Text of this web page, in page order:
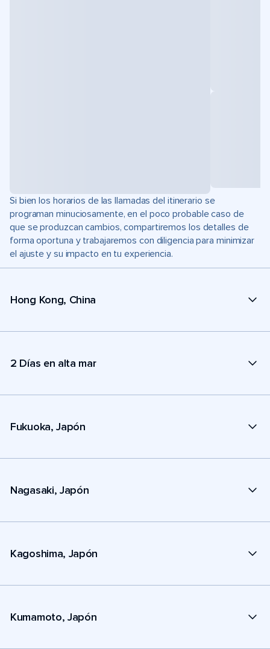
Si bien los horarios de las llamadas del itinerario se
programan minuciosamente, en el poco probable caso de
que se produzcan cambios, compartiremos los detalles de
forma oportuna y trabajaremos con diligencia para minimizar
el ajuste y su impacto en tu experiencia.
Hong Kong, China
2 Días en alta mar
Fukuoka, Japón
Nagasaki, Japón
Kagoshima, Japón
Kumamoto, Japón